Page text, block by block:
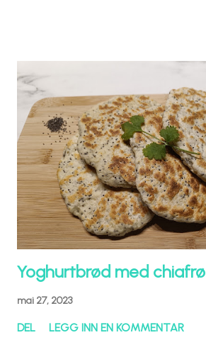
Yoghurtbrød med chiafrø
mai 27, 2023
DEL LEGG INN EN KOMMENTAR